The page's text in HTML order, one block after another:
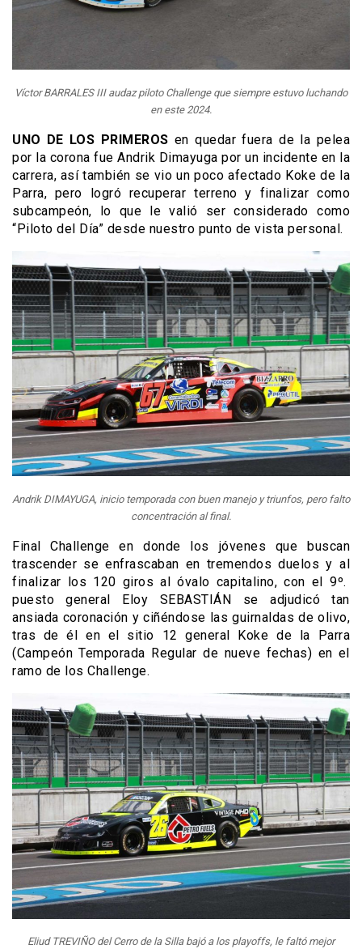
Víctor BARRALES III audaz piloto Challenge que siempre estuvo luchando
en este 2024.
UNO DE LOS PRIMEROS en quedar fuera de la pelea
por la corona fue Andrik Dimayuga por un incidente en la
carrera, así también se vio un poco afectado Koke de la
Parra, pero logró recuperar terreno y finalizar como
subcampeón, lo que le valió ser considerado como
“Piloto del Día” desde nuestro punto de vista personal.
Andrik DIMAYUGA, inicio temporada con buen manejo y triunfos, pero falto
concentración al final.
Final Challenge en donde los jóvenes que buscan
trascender se enfrascaban en tremendos duelos y al
finalizar los 120 giros al óvalo capitalino, con el 9º.
puesto general Eloy SEBASTIÁN se adjudicó tan
ansiada coronación y ciñéndose las guirnaldas de olivo,
tras de él en el sitio 12 general Koke de la Parra
(Campeón Temporada Regular de nueve fechas) en el
ramo de los Challenge.
Eliud TREVIÑO del Cerro de la Silla bajó a los playoffs, le faltó mejor